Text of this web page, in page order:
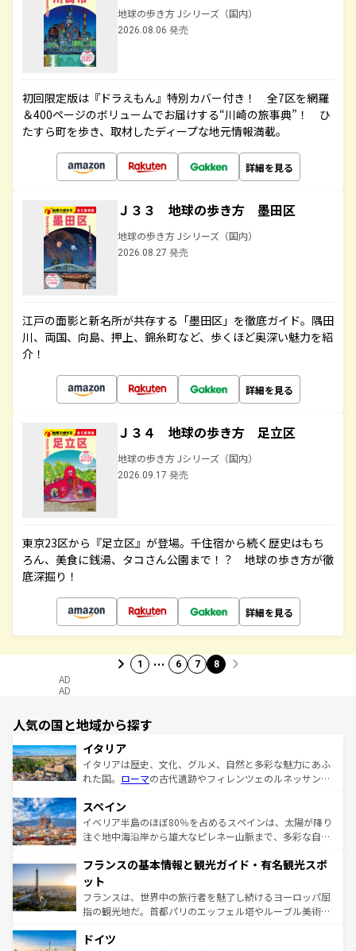
地球の歩き方 Jシリーズ（国内）
2026.08.06 発売
初回限定版は『ドラえもん』特別カバー付き！ 全7区を網羅
＆400ページのボリュームでお届けする“川崎の旅事典”！ ひ
たすら町を歩き、取材したディープな地元情報満載。
詳細を見る
Ｊ３３ 地球の歩き方 墨田区
地球の歩き方 Jシリーズ（国内）
2026.08.27 発売
江戸の面影と新名所が共存する「墨田区」を徹底ガイド。隅田
川、両国、向島、押上、錦糸町など、歩くほど奥深い魅力を紹
介！
詳細を見る
Ｊ３４ 地球の歩き方 足立区
地球の歩き方 Jシリーズ（国内）
2026.09.17 発売
東京23区から『足立区』が登場。千住宿から続く歴史はもち
ろん、美食に銭湯、タコさん公園まで！？ 地球の歩き方が徹
底深掘り！
詳細を見る
1 … 6 7 8
AD
AD
人気の国と地域から探す
イタリア
イタリアは歴史、文化、グルメ、自然と多彩な魅力にあふ
れた国。 ローマの古代遺跡やフィレンツェのルネッサンス
ろん、トスカーナの美しい田園風景やアマルフィ海岸の絶
景など、自然景観も見逃せない。観光の合間には、本場の
ピザやパスタなど、絶品のイタリア料理を堪能することも
ませてくれるイタリアで、忘れられない旅をしてみよう！
なお、新着のイタリア情報は
しい。
スペイン
イベリア半島のほぼ80％を占めるスペインは、太陽が降り
注ぐ地中海沿岸から雄大なピレネー山脈まで、多彩な自然
文化が根付くこの国では、情熱的なフラメンコ、熱気あふ
れる闘牛、そして美味しいタパスが生活の一部となってい
る。首都マドリードの洗練された雰囲気や、バルセロナの
アートに溢れた街角から、地方では古代ローマ遺跡や中世
せる。地方によって風土や気候が異なるスペインはその個
フランスの基本情報と観光ガイド・有名観光スポ
ット
フランスは、世界中の旅行者を魅了し続けるヨーロッパ屈
指の観光地だ。首都パリのエッフェル塔やルーブル美術館
で、幅広い魅力が詰まっている。華麗な宮殿、歴史的な大
ドイツ